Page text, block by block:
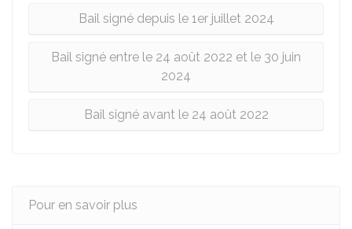
Bail signé depuis le 1er juillet 2024
Bail signé entre le 24 août 2022 et le 30 juin
2024
Bail signé avant le 24 août 2022
Pour en savoir plus